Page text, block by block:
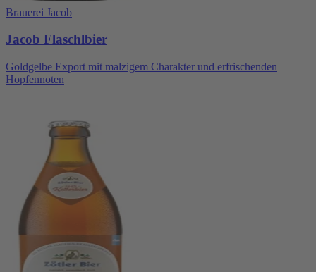
Brauerei Jacob
Jacob Flaschlbier
Goldgelbe Export mit malzigem Charakter und erfrischenden
Hopfennoten